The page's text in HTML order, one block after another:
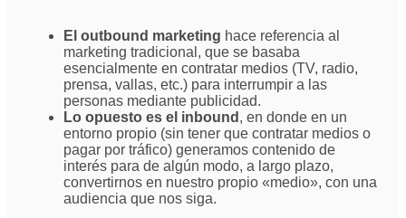
El outbound marketing hace referencia al
marketing tradicional, que se basaba
esencialmente en contratar medios (TV, radio,
prensa, vallas, etc.) para interrumpir a las
personas mediante publicidad.
Lo opuesto es el inbound , en donde en un
entorno propio (sin tener que contratar medios o
pagar por tráfico) generamos contenido de
interés para de algún modo, a largo plazo,
convertirnos en nuestro propio «medio», con una
audiencia que nos siga.